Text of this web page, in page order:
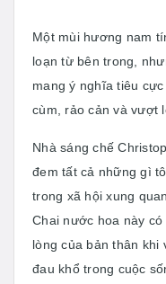
Một mùi hương nam
loạn từ bên trong,
mang ý nghĩa tiêu
cùm, rảo cản và vượt
Nhà sáng chế
đem tất cả những gì
trong xã hội xung
Chai nước hoa này
lòng của bản thân
đau khổ trong cuộc